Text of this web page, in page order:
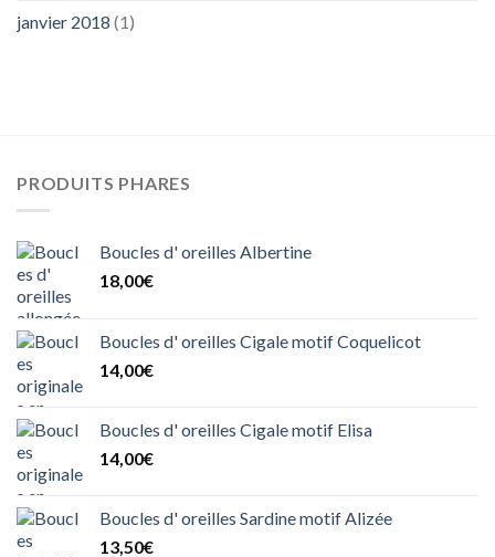
janvier 2018 (1)
PRODUITS PHARES
Boucles d' oreilles Albertine
18,00€
Boucles d' oreilles Cigale motif Coquelicot
14,00€
Boucles d' oreilles Cigale motif Elisa
14,00€
Boucles d' oreilles Sardine motif Alizée
13,50€